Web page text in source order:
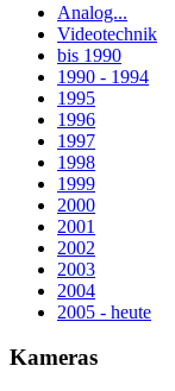
Analog...
Videotechnik
bis 1990
1990 - 1994
1995
1996
1997
1998
1999
2000
2001
2002
2003
2004
2005 - heute
Kameras